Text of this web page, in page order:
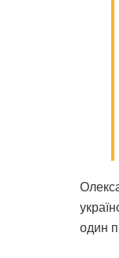
один